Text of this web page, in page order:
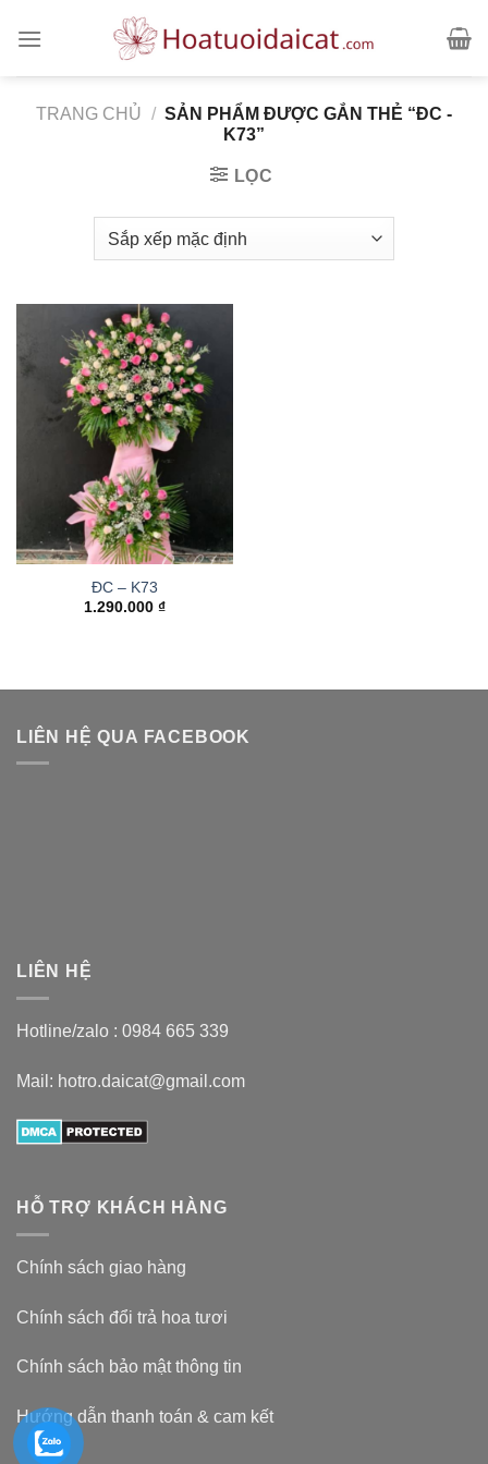
TRANG CHỦ / SẢN PHẨM ĐƯỢC GẮN THẺ “ĐC -
K73”
LỌC
ĐC – K73
1.290.000 ₫
LIÊN HỆ QUA FACEBOOK
LIÊN HỆ
Hotline/zalo : 0984 665 339
Mail: hotro.daicat@gmail.com
HỖ TRỢ KHÁCH HÀNG
Chính sách giao hàng
Chính sách đổi trả hoa tươi
Chính sách bảo mật thông tin
Hướng dẫn thanh toán & cam kết